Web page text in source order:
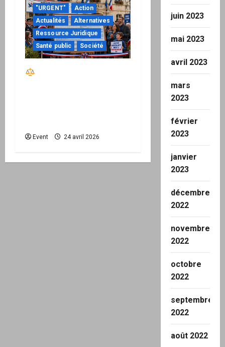
"URGENT"
Action
Actualités
Alternatives
Ressource Juridique
Santé public
Société
Event 24 avril 2026
juin 2023
mai 2023
avril 2023
mars
2023
février
2023
janvier
2023
décembre
2022
novembre
2022
octobre
2022
septembre
2022
août 2022